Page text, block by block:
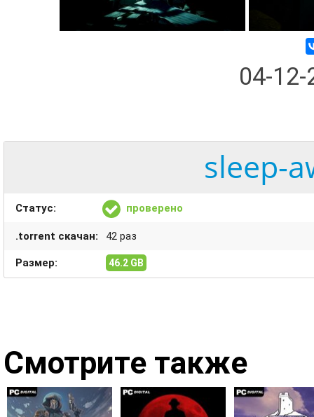
04-
sleep-
Статус: проверено
.torrent скачан: 42 раз
Размер: 46.2 GB
Смотрите также